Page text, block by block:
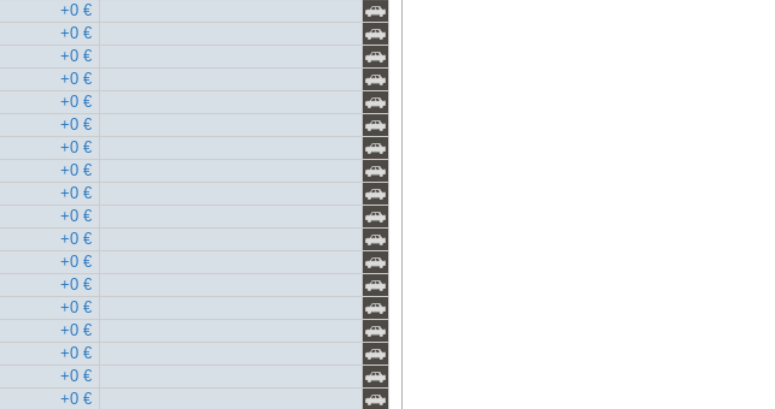
+0 €
+0 €
+0 €
+0 €
+0 €
+0 €
+0 €
+0 €
+0 €
+0 €
+0 €
+0 €
+0 €
+0 €
+0 €
+0 €
+0 €
+0 €